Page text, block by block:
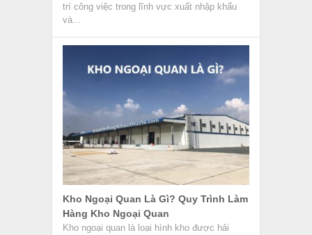
trí công việc trong lĩnh vực xuất nhập khẩu
và...
Kho Ngoại Quan Là Gì? Quy Trình Làm
Hàng Kho Ngoại Quan
Kho ngoại quan là loại hình kho được hải